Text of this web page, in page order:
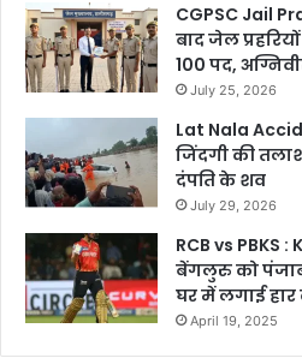
CGPSC Jail
बाद जेल
100 पद,
July 25, 2026
Lat Nala
जिंदगी की
दंपति के शव
July 29, 2026
RCB vs PBKS
बेंगलुरु को
घर में लगाई हार
April 19, 2025